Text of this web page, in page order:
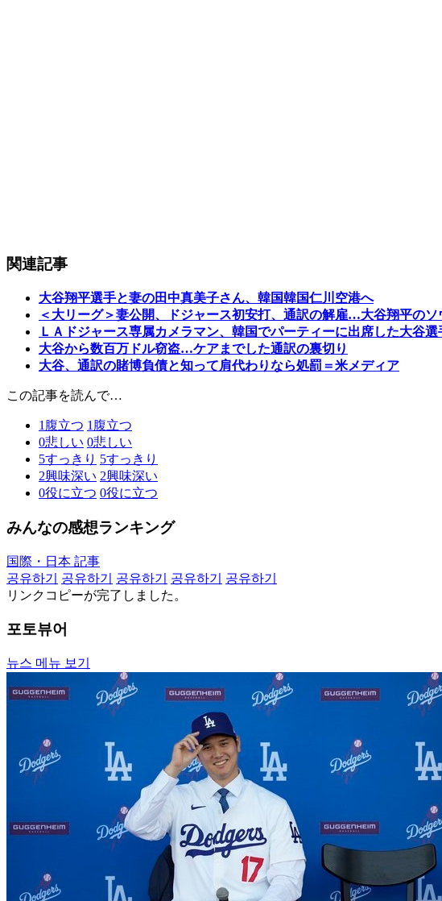
関連記事
大谷翔平選手と妻の田中真美子さん、韓国韓国仁川空港へ
＜大リーグ＞妻公開、ドジャース初安打、通訳の解雇…大谷翔平のソ
ＬＡドジャース専属カメラマン、韓国でパーティーに出席した大谷
大谷から数百万ドル窃盗…ケアまでした通訳の裏切り
大谷、通訳の賭博負債と知って肩代わりなら処罰＝米メディア
この記事を読んで…
1 腹立つ 1 腹立つ
0悲しい 0悲しい
5すっきり 5すっきり
2興味深い 2興味深い
0役に立つ 0役に立つ
みんなの感想ランキング
国際・日本 記事
공유하기
공유하기 공유하기 공유하기
공유하기
リンクコピーが完了しました。
포토뷰어
뉴스 메뉴 보기